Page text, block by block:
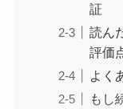
証
読ん
評価
よく
もし